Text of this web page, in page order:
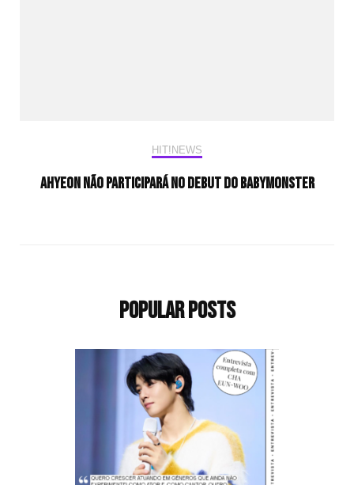
HIT!NEWS
Ahyeon não participará no debut do BABYMONSTER
Popular Posts